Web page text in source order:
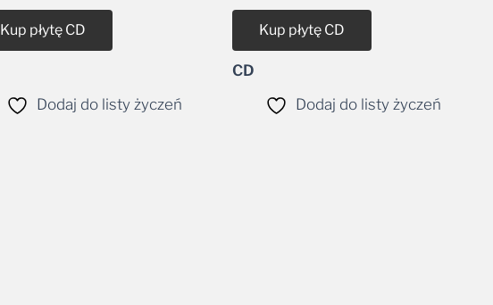
Kup płytę CD
Dodaj do listy życzeń
Kup płytę CD
CD
Dodaj do listy życzeń